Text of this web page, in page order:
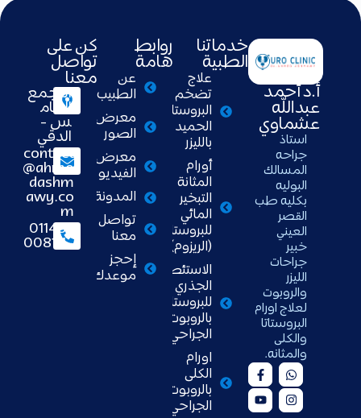
أ.د أحمد
عبدالله
عشماوي
استاذ
جراحه
المسالك
البوليه
بكليه طب
القصر
العيني
خبير
جراحات
الليزر
والروبوت
لعلاج اورام
البروستاتا
والكلى
والمثانه.
خدماتنا
الطبية
علاج
تضخم
البروستاتا
الحميد
بالليزر
أورام
المثانة
التبخير
المائي
للبروستاتا
(الريزوم)
الاستئصال
الجذري
للبروستاتا
بالروبوت
الجراحي
اورام
الكلى
بالروبوت
الجراحي
روابط
هامة
عن
الطبيب
معرض
الصور
معرض
الفيديو
المدونة
تواصل
معنا
إحجز
موعدك
كن على
تواصل
معنا
التجمع
الخام
س -
الدقي
contact
@ahme
dashm
awy.co
m
01148
008111